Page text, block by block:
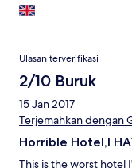
Ulasan terverifikasi
2/10 Buruk
15 Jan 2017
Terjemahkan dengan
Horrible Hotel,I
This is the worst hotel